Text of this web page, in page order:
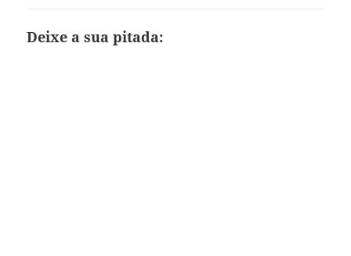
Deixe a sua pitada: